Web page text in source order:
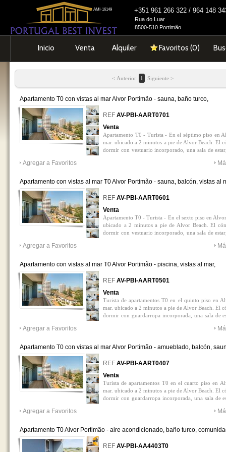
AMI-16149 +351 961 266 322 / 964 148
Rua do Luar
8500-510 Portimão
Inicio Venta Alquiler Favoritos (0)
< Anterior 1 Siguiente >
Apartamento T0 con vistas al mar Alvor Portimão - sauna, baño turco,
amueblado, vistas al mar, piscina, balcón
0
REF AV-PBI-AART0701
Venta
Apartamento T0 - Turista - En el séptimo piso en
mar. ubicado a 2 minutos a pie de Alvor Beach. El
dormir con vestuario incorporado, una sala de
Agregar a Favoritos
Apartamento con vistas al mar T0 Alvor Portimão - sauna, balcón, vistas al
baño turco, piscina, amueblado
0
REF AV-PBI-AART0601
Venta
Apartamento T0 - Turista - En el sexto piso en
ubicado a 2 minutos a pie de Alvor Beach. El
dormir con vestuario incorporado, una sala de
Agregar a Favoritos
Apartamento con vistas al mar T0 Alvor Portimão - piscina, vistas al mar,
amueblado, baño turco, balcón, sauna, 5º planta
0
REF AV-PBI-AART0501
Venta
Turista de apartamentos T0 en el quinto piso en
mar. ubicado a 2 minutos a pie de Alvor Beach. El
dormir con guardarropa incorporada, una sala de
comunes de las áreas comunes que encontrará el
Agregar a Favoritos
Apartamento T0 con vistas al mar Alvor Portimão - amueblado, balcón,
baño turco, 4º planta, vistas al mar, piscina
0
REF AV-PBI-AART0407
Venta
Turista de apartamentos T0 en el cuarto piso en
mar. ubicado a 2 minutos a pie de Alvor Beach. El
dormir con guardarropa incorporada, una sala de
comunes de las áreas comunes que encontrará el
Agregar a Favoritos
Apartamento T0 Alvor Portimão - aire acondicionado, baño turco,
cerrada, balcón, amueblado, piscina, sauna, 4º planta
0
REF AV-PBI-AA4403T0